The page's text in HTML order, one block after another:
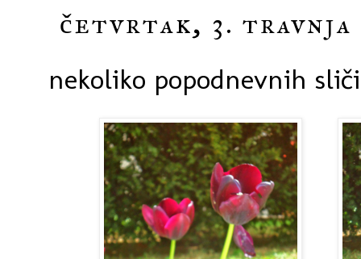
četvrtak, 3. travnja
nekoliko popodnevnih